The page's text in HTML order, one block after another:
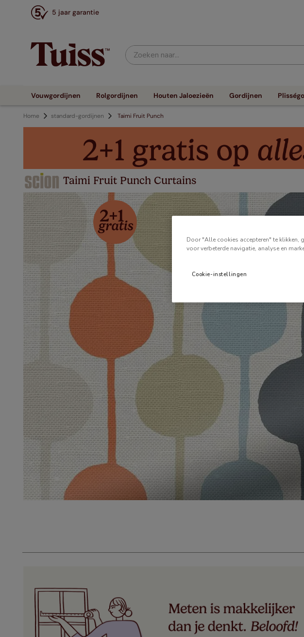
5 jaar garantie
Zoeken naar...
Vouwgordijnen Rolgordijnen Houten Jaloezieën Gordijnen
Home standard-gordijnen Taimi Fruit Punch
Taimi Fruit Punch Curtains
Door "Alle cookies accepteren" te
voor verbeterde navigatie, analyse en
Cookie-instellingen